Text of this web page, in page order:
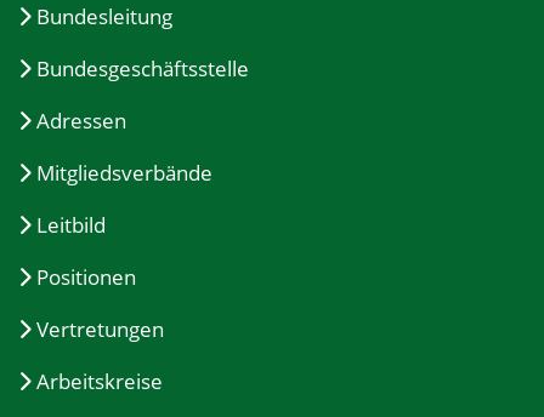
Bundesleitung
Bundesgeschäftsstelle
Adressen
Mitgliedsverbände
Leitbild
Positionen
Vertretungen
Arbeitskreise